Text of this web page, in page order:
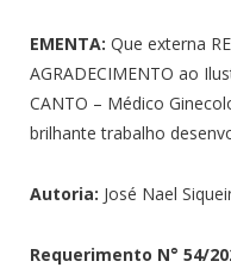
EMENTA: Que externa
AGRADECIMENTO ao
CANTO – Médico
brilhante trabalho
Autoria: José Nael
Requerimento N° 54/